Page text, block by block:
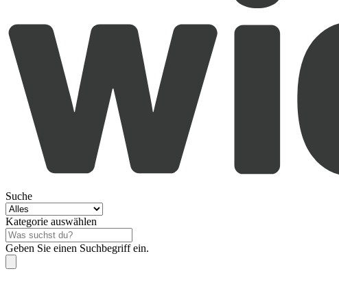
Suche
Kategorie auswählen
Geben Sie einen Suchbegriff ein.